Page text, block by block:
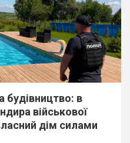
будівництво: в
військової
дім силами